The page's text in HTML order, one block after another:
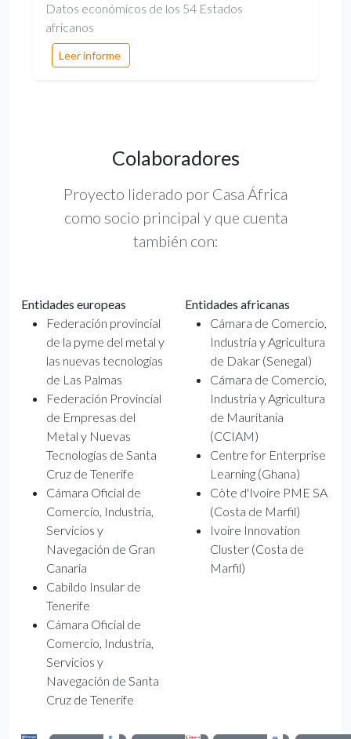
Datos económicos de los 54 Estados
africanos
Leer informe
Colaboradores
Proyecto liderado por Casa África
como socio principal y que cuenta
también con:
Entidades europeas
Federación provincial
de la pyme del metal y
las nuevas tecnologías
de Las Palmas
Federación Provincial
de Empresas del
Metal y Nuevas
Tecnologías de Santa
Cruz de Tenerife
Cámara Oficial de
Comercio, Industria,
Servicios y
Navegación de Gran
Canaria
Cabildo Insular de
Tenerife
Cámara Oficial de
Comercio, Industria,
Servicios y
Navegación de Santa
Cruz de Tenerife
Entidades africanas
Cámara de Comercio,
Industria y Agricultura
de Dakar (Senegal)
Cámara de Comercio,
Industria y Agricultura
de Mauritania
(CCIAM)
Centre for Enterprise
Learning (Ghana)
Côte d'Ivoire PME SA
(Costa de Marfil)
Ivoire Innovation
Cluster (Costa de
Marfil)